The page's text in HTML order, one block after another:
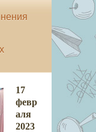
17
февр
аля
2023